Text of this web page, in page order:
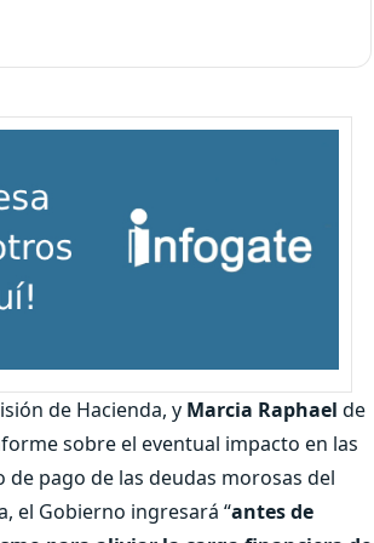
de Hacienda, y Marcia Raphael de
sobre el eventual impacto en las
pago de las deudas morosas del
el Gobierno ingresará “antes de